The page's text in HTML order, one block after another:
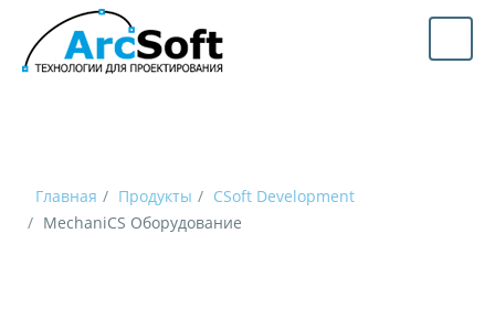
Главная Продукты
CSoft Development
MechaniCS Оборудование